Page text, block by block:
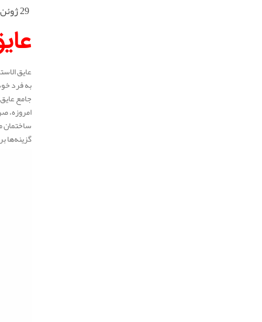
29 ژوئن 2025
عایق
به‌ فرد
جامع
امروزه،
ساختمان
گزینه‌ها